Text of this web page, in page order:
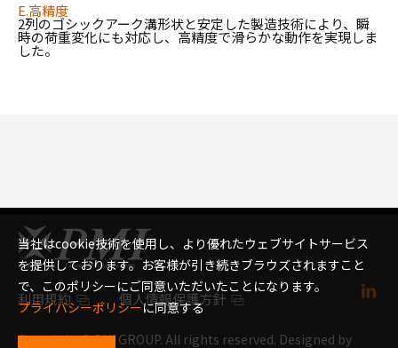
E.高精度
2列のゴシックアーク溝形状と安定した製造技術により、瞬
時の荷重変化にも対応し、高精度で滑らかな動作を実現しま
した。
Copyright © PMI GROUP. All rights reserved. Designed by
利用規約 個人情報保護方針
当社はcookie技術を使用し、より優れたウェブサイトサービス
を提供しております。お客様が引き続きブラウズされますこと
で、このポリシーにご同意いただいたことになります。
プライバシーポリシーに同意する